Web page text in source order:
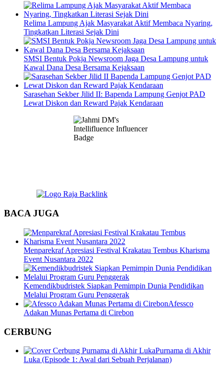
Relima Lampung Ajak Masyarakat Aktif Membaca Nyaring,
Tingkatkan Literasi Sejak Dini
SMSI Bentuk Pokja Newsroom Jaga Desa Lampung untuk
Kawal Dana Desa Bersama Kejaksaan
Sarasehan Sekber Jilid II: Bapenda Lampung Genjot PAD
Lewat Diskon dan Reward Pajak Kendaraan
BACA JUGA
Menparekraf Apresiasi Festival Krakatau Tembus Kharisma
Event Nusantara 2022
Kemendikbudristek Siapkan Pemimpin Dunia Pendidikan
Melalui Program Guru Penggerak
Afessco
Adakan Munas Pertama di Cirebon
CERBUNG
Purnama di Akhir
Luka (Episode 1: Awal dari Sebuah Perjalanan)